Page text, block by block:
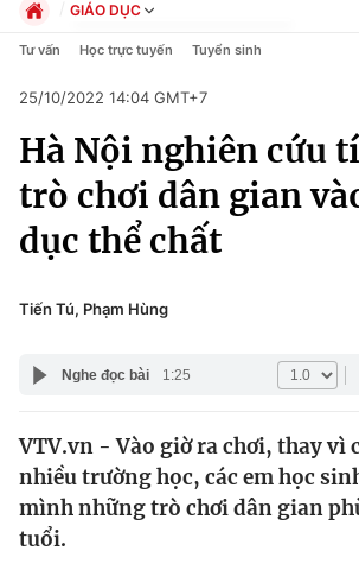
Chuyên mục
Chính trị
Xã hội
Pháp luật
Y tế
Thế giới
Tin tức
Thế giới đó đây
Kinh tế
GIÁO DỤC
Chính trị
Pháp luật
Kinh tế
Thể thao
Truyền hình
Văn hóa - Giải trí
Công nghệ
Tư vấn Học trực tuyến Tuyển sinh
25/10/2022 14:04 GMT+7
Hà Nội nghiên cứu
trò chơi dân gian
dục thể chất
Tiến Tú, Phạm Hùng
Nghe đọc bài 1:25
VTV.vn - Vào giờ ra chơi, thay vì
nhiều trường học, các em học
mình những trò chơi dân gian
tuổi.